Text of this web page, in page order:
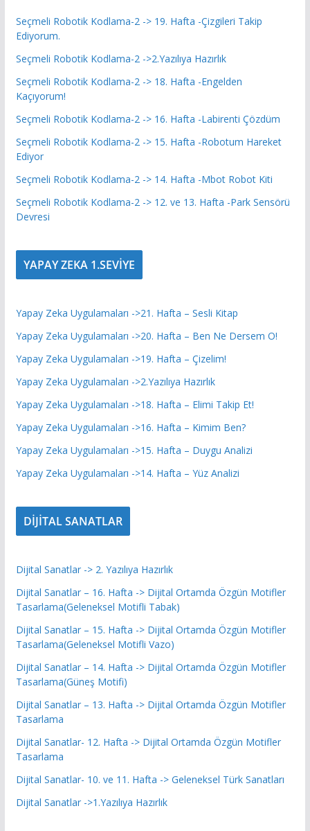
Seçmeli Robotik Kodlama-2 -> 19. Hafta -Çizgileri Takip
Ediyorum.
Seçmeli Robotik Kodlama-2 ->2.Yazılıya Hazırlık
Seçmeli Robotik Kodlama-2 -> 18. Hafta -Engelden
Kaçıyorum!
Seçmeli Robotik Kodlama-2 -> 16. Hafta -Labirenti Çözdüm
Seçmeli Robotik Kodlama-2 -> 15. Hafta -Robotum Hareket
Ediyor
Seçmeli Robotik Kodlama-2 -> 14. Hafta -Mbot Robot Kiti
Seçmeli Robotik Kodlama-2 -> 12. ve 13. Hafta -Park Sensörü
Devresi
YAPAY ZEKA 1.SEVİYE
Yapay Zeka Uygulamaları ->21. Hafta – Sesli Kitap
Yapay Zeka Uygulamaları ->20. Hafta – Ben Ne Dersem O!
Yapay Zeka Uygulamaları ->19. Hafta – Çizelim!
Yapay Zeka Uygulamaları ->2.Yazılıya Hazırlık
Yapay Zeka Uygulamaları ->18. Hafta – Elimi Takip Et!
Yapay Zeka Uygulamaları ->16. Hafta – Kimim Ben?
Yapay Zeka Uygulamaları ->15. Hafta – Duygu Analizi
Yapay Zeka Uygulamaları ->14. Hafta – Yüz Analizi
DİJİTAL SANATLAR
Dijital Sanatlar -> 2. Yazılıya Hazırlık
Dijital Sanatlar – 16. Hafta -> Dijital Ortamda Özgün Motifler
Tasarlama(Geleneksel Motifli Tabak)
Dijital Sanatlar – 15. Hafta -> Dijital Ortamda Özgün Motifler
Tasarlama(Geleneksel Motifli Vazo)
Dijital Sanatlar – 14. Hafta -> Dijital Ortamda Özgün Motifler
Tasarlama(Güneş Motifi)
Dijital Sanatlar – 13. Hafta -> Dijital Ortamda Özgün Motifler
Tasarlama
Dijital Sanatlar- 12. Hafta -> Dijital Ortamda Özgün Motifler
Tasarlama
Dijital Sanatlar- 10. ve 11. Hafta -> Geleneksel Türk Sanatları
Dijital Sanatlar ->1.Yazılıya Hazırlık